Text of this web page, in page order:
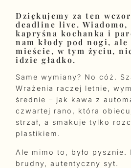
Dziękujemy za ten
deadline live.
kapryśna kochanka i
nam kłody pod nogi,
mieście, w tym życiu,
idzie gładko.
Same wymiany? No cóż.
Wrażenia raczej letnie,
średnie – jak kawa z
czwartej rano, która
strzał, a smakuje tylko
plastikiem.
Ale mimo to, było pysznie.
brudny, autentyczny syt.